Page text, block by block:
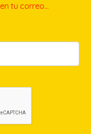
tu correo…